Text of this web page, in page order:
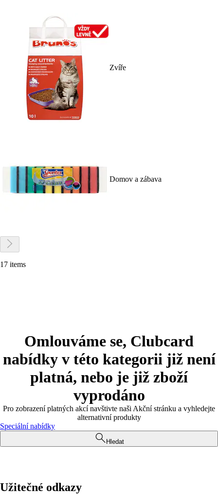
Zvíře
Domov a zábava
17 items
Omlouváme se, Clubcard
nabídky v této kategorii již není
platná, nebo je již zboží
vyprodáno
Pro zobrazení platných akcí navštivte naši Akční stránku a vyhledejte
alternativní produkty
Speciální nabídky
Hledat
Užitečné odkazy